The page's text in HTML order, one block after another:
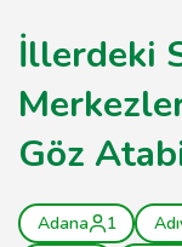
İllerdeki
Göz
Adana 1